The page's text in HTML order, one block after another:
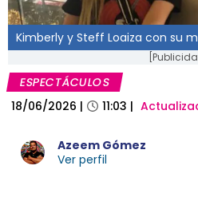
Kimberly y Steff Loaiza con su
ESPECTÁCULOS
18/06/2026 | 11:03 |
Azeem Gómez
Ver perfil